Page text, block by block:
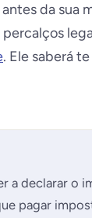
da sua
. Ele saberá
a declarar o
pagar